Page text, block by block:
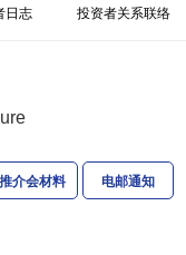
日志 投资者关系联络
推介会材料 电邮通知